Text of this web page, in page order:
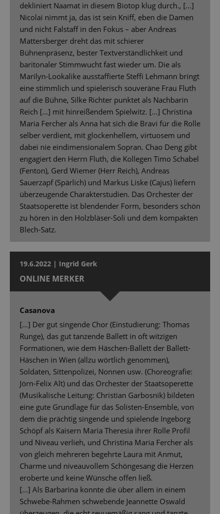
dekliniert Naamat in diesem Biotop klug durch., […]
Nicolai nimmt ja, das ist sein Kniff, eben die Damen
und nicht Falstaff in den Fokus – aber Andreas
Mattersberger dreht das mit schierer
Bühnenpräsenz, bester Textverständlichkeit und
baritonaler Stimmwucht fast wieder um. Die als
Marilyn-Lookalike ausstaffierte Steffi Lehmann bringt
eine stimmlich und spielerisch souveräne Frau Fluth
auf die Bühne, Silke Richter punktet als Nachbarin
Reich […] mit hinreißendem Spielwitz. [...] Christina
Maria Fercher als Anna hat sich die Bravi für die Rolle
selber verdient, mit glockenhellem, virtuosem und
dabei nie eindimensionalem Sopran. Chao Deng gibt
engagiert den Herrn Fluth, die Kollegen Timo Schabel
(Fenton), Gerd Wiemer (Herr Reich), Andreas
Sauerzapf (Spärlich) und Markus Liske (Cajus) liefern
überzeugende Charakterstudien. Das Orchester der
Staatsoperette ist blendender Form, besonders schön
zu hören in den Holzbläser-Soli und dem kompakten
Blech-Satz.
19.6.2022 | Ingrid Gerk
ONLINE MERKER
Casanova
[…] Der gut singende Chor (Einstudierung: Thomas
Runge), das gut tanzende Ballett in oft witzigen
Formationen, wie dem Häschen-Ballett der Ballett-
Häschen in Wien (allzu wörtlich genommen),
Soldaten, Sittenpolizei, Nonnen usw. (Choreografie:
Jörn-Felix Alt) und das Orchester der Staatsoperette
(Musikalische Leitung: Christian Garbosnik) bildeten
eine gute Grundlage für das Solisten-Ensemble, von
dem die prächtig singende und spielende Ingeborg
Schöpf als Kaisern Maria Theresia ihrer Rolle Profil
und Niveau verlieh, und Christina Maria Fercher als
von gleich mehreren begehrte Laura mit Anmut,
Charme und niveauvollem Schöngesang die Herzen
eroberte und keine Wünsche offen ließ.
[...] Als Barbarina konnte die über allem in einem
Schwebe-Rahmen schwebende Jeannette Oswald